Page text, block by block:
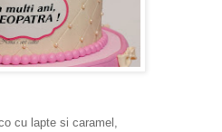
cu lapte si caramel,